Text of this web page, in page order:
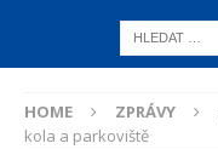
HOME ZPRÁVY
kola a parkoviště